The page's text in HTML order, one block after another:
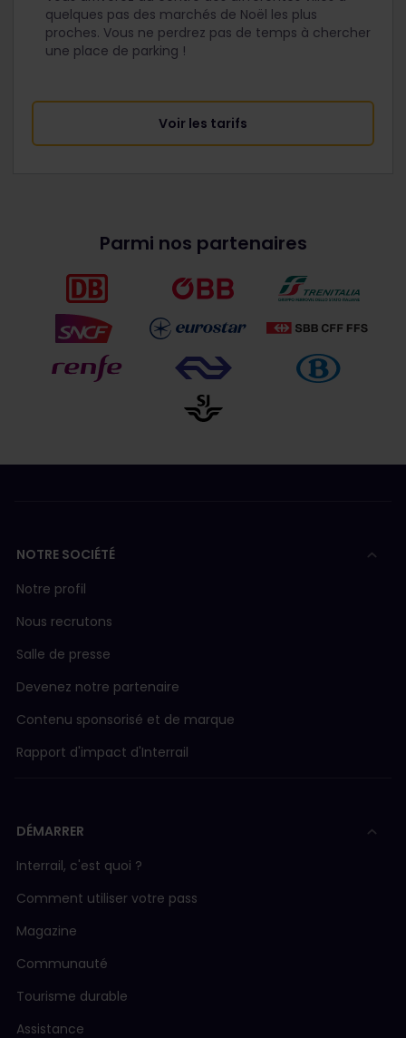
quelques pas des marchés de Noël les plus
proches. Vous ne perdrez pas de temps à chercher
une place de parking !
Voir les tarifs
Parmi nos partenaires
NOTRE SOCIÉTÉ
Notre profil
Nous recrutons
Salle de presse
Devenez notre partenaire
Contenu sponsorisé et de marque
Rapport d'impact d'Interrail
DÉMARRER
Interrail, c'est quoi ?
Comment utiliser votre pass
Magazine
Communauté
Tourisme durable
Assistance